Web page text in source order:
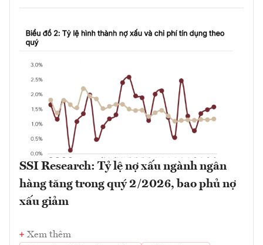
SSI Research: Tỷ lệ nợ xấu ngành ngân
hàng tăng trong quý 2/2026, bao phủ nợ
xấu giảm
Xem thêm